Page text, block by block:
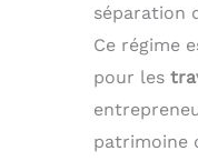
séparation
Ce régime
pour les
patrimoine